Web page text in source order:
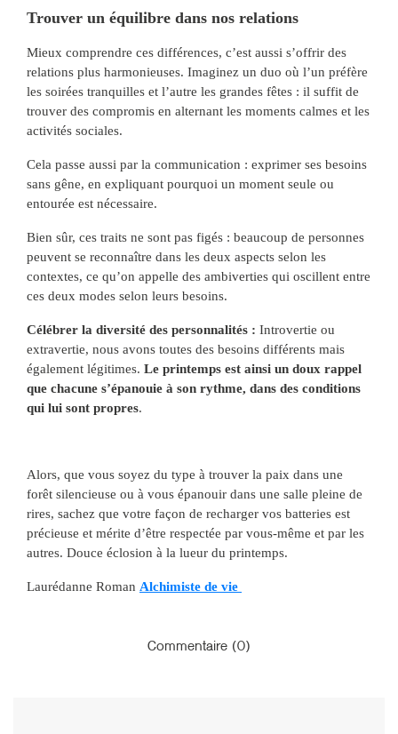
Trouver un équilibre dans nos relations
Mieux comprendre ces différences, c’est aussi s’offrir des
relations plus harmonieuses. Imaginez un duo où l’un préfère
les soirées tranquilles et l’autre les grandes fêtes : il suffit de
trouver des compromis en alternant les moments calmes et les
activités sociales.
Cela passe aussi par la communication : exprimer ses besoins
sans gêne, en expliquant pourquoi un moment seule ou
entourée est nécessaire.
Bien sûr, ces traits ne sont pas figés : beaucoup de personnes
peuvent se reconnaître dans les deux aspects selon les
contextes, ce qu’on appelle des ambiverties qui oscillent entre
ces deux modes selon leurs besoins.
Célébrer la diversité des personnalités : Introvertie ou
extravertie, nous avons toutes des besoins différents mais
également légitimes. Le printemps est ainsi un doux rappel
que chacune s’épanouie à son rythme, dans des conditions
qui lui sont propres.
Alors, que vous soyez du type à trouver la paix dans une
forêt silencieuse ou à vous épanouir dans une salle pleine de
rires, sachez que votre façon de recharger vos batteries est
précieuse et mérite d’être respectée par vous-même et par les
autres. Douce éclosion à la lueur du printemps.
Laurédanne Roman Alchimiste de vie
Commentaire (0)